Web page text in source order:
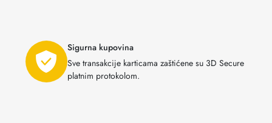
Sigurna kupovina
Sve transakcije karticama zaštićene su 3D Secure
platnim protokolom.